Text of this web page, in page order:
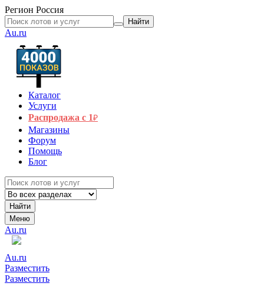
Регион Россия
Найти
Au.ru
Каталог
Услуги
Распродажа с 1₽
Магазины
Форум
Помощь
Блог
Найти
Меню
Au.ru
Au.ru
Разместить
Разместить